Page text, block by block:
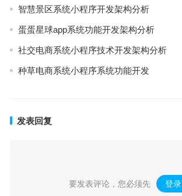
智慧景区系统小程序开发架构分析
蛋蛋星球app系统功能开发架构分析
社交电商系统小程序技术开发架构分析
种草电商系统小程序系统功能开发
发表回复
要发表评论，您必须先 登录